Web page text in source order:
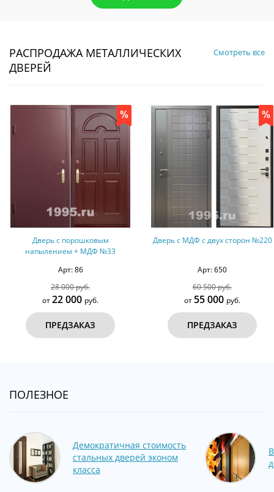
РАСПРОДАЖА МЕТАЛЛИЧЕСКИХ
ДВЕРЕЙ
Смотреть все
Дверь с МДФ с двух сторон №220
60 500 руб.
от55 000
ПРЕДЗАКАЗ
Трехконтурная дверь с
Арт: 354
65 000 руб.
от51 000
ПРЕДЗАКАЗ
ПОЛЕЗНОЕ
Демократичная стоимость
стальных дверей эконом
класса